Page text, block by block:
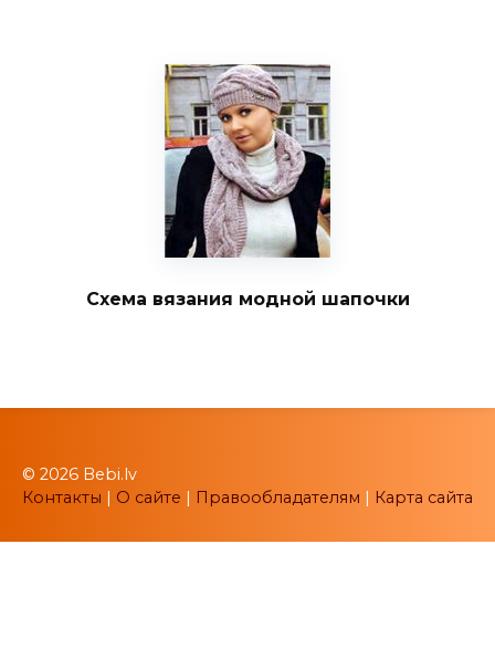
Схема вязания модной шапочки
© 2026 Bebi.lv
Контакты
О сайте Правообладателям Карта сайта